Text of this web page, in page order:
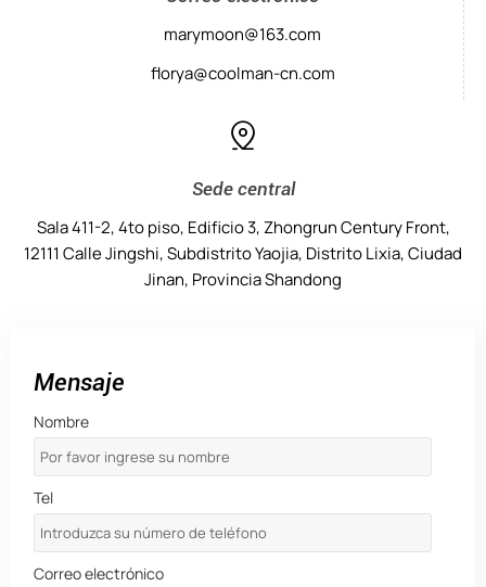
marymoon@163.com
florya@coolman-cn.com

Sede central
Sala 411-2, 4to piso, Edificio 3, Zhongrun Century Front,
12111 Calle Jingshi, Subdistrito Yaojia, Distrito Lixia, Ciudad
Jinan, Provincia Shandong
Mensaje
Nombre
Tel
Correo electrónico